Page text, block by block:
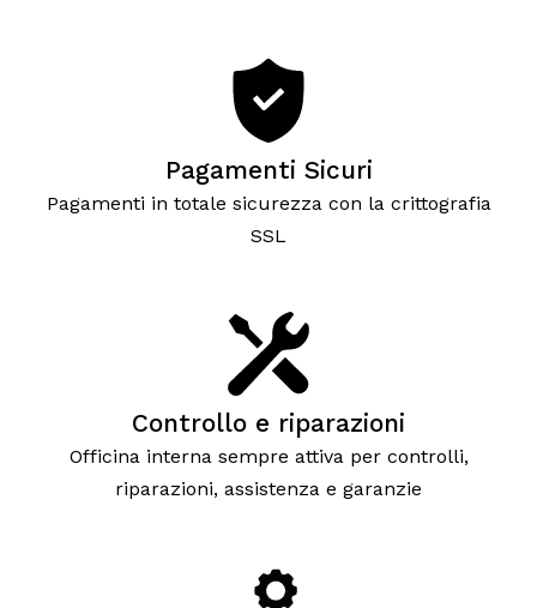
Pagamenti Sicuri
Pagamenti in totale sicurezza con la crittografia
SSL
Controllo e riparazioni
Officina interna sempre attiva per controlli,
riparazioni, assistenza e garanzie